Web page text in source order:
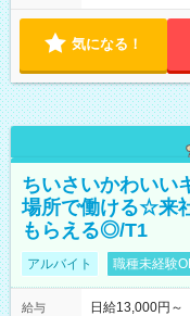
気になる！
ちいさいかわいい
場所で働ける☆来
もらえる◎/T1
アルバイト 職種未経験
給与
日給13,000円～